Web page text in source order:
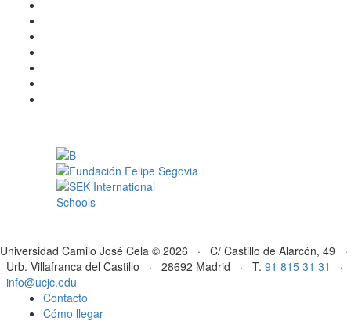
Universidad Camilo José Cela © 2026 · C/ Castillo de Alarcón, 49 ·
Urb. Villafranca del Castillo · 28692 Madrid · T. 91 815 31 31
·
info@ucjc.edu
Contacto
Cómo llegar